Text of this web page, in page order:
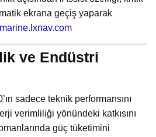
ekrana geçiş yaparak
marine.lxnav.com
ve Endüstri
sadece teknik performansını
verimliliği yönündeki katkısını
güç tüketimini